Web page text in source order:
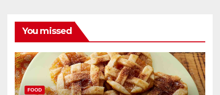
You missed
FOOD